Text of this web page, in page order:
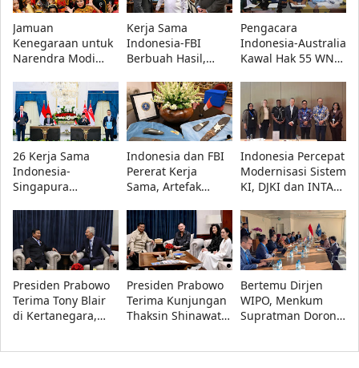
Jamuan
Kenegaraan untuk
Narendra Modi
Tradisional dan
Musik Nusantara
Kerja Sama
Indonesia-FBI
Berbuah Hasil,
Papua yang Dicuri
Berhasil
Dipulangkan
Pengacara
Indonesia-Australia
Kawal Hak 55 WNI
Australia
26 Kerja Sama
Indonesia-
Singapura
Investasi, Energi,
Pertahanan, dan
Digital
Indonesia dan FBI
Pererat Kerja
Sama, Artefak
Resmi Dipulangkan
Indonesia Percepat
Modernisasi Sistem
KI, DJKI dan INTA
Penegakan Hukum
Presiden Prabowo
Terima Tony Blair
di Kertanegara,
Presiden Prabowo
Terima Kunjungan
Thaksin Shinawatra
Bertemu Dirjen
WIPO, Menkum
Supratman Dorong